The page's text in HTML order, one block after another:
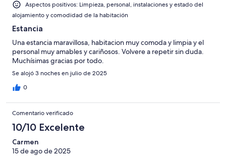
Aspectos positivos: Limpieza, personal, instalaciones y estado del
alojamiento y comodidad de la habitación
Estancia
Una estancia maravillosa, habitacion muy comoda y limpia y el
personal muy amables y cariñosos. Volvere a repetir sin duda.
Muchísimas gracias por todo.
Se alojó 3 noches en julio de 2025
0
Comentario verificado
10/10 Excelente
Carmen
15 de ago de 2025